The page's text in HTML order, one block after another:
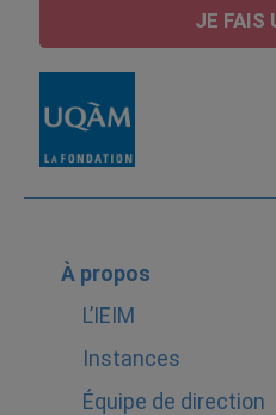
JE FAIS
À propos
L’IEIM
Instances
Équipe de direction